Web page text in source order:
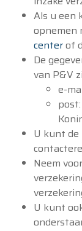
Als u een
opnemen
centerof
De
van P&V
e-
U kunt de
Neem
U kunt